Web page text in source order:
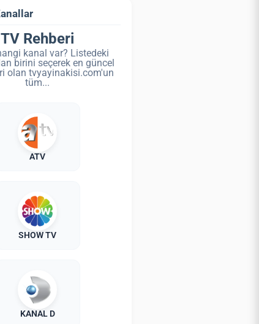
TV Rehberi
kanal var? Listedeki
birini seçerek en güncel
olan tvyayinakisi.com'un
tüm...
ATV
SHOW TV
KANAL D